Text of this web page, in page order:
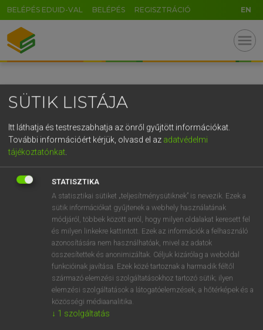
BELÉPÉS EDUID-VAL BELÉPÉS REGISZTRÁCIÓ EN
menu
OOOOPS!
SÜTIK LISTÁJA
Itt láthatja és testreszabhatja az önről gyűjtött információkat.
További információért kérjük, olvasd el az adatvédelmi
tájékoztatónkat
STATISZTIKA
A statisztikai sütiket „teljesítménysütiknek” is nevezik. Ezek a
sütik információkat gyűjtenek a webhely használatának
módjáról, többek között arról, hogy milyen oldalakat keresett fel
és milyen linkekre kattintott. Ezek az információk a felhasználó
azonosítására nem használhatóak, mivel az adatok
összesítettek és anonimizáltak. Céljuk kizárólag a weboldal
funkcióinak javítása. Ezek közé tartoznak a harmadik féltől
származó elemzési szolgáltatásokhoz tartozó sütik; ilyen
elemzési szolgáltatások a látogatóelemzések, a hőtérképek és a
közösségi médiaanalitika.
↓ 1 szolgáltatás
GR
5
g h k l
v b n m , . - AltGr